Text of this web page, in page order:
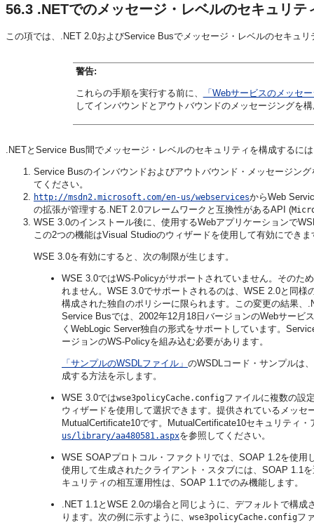
56.3 .NETでのメッセージ・レベルのセキュリテ
この項では、.NET 2.0およびService Busでメッセージ・レベルのセキュ
警告:
これらの手順を実行する前に、
「Webサービスのメッセ
してインバウンドとアウトバウンドのメッセージングを
.NETとService Bus間でメッセージ・レベルのセキュリティを構成するに
Service Busのインバウンドおよびアウトバウンド・メッセージン
てください。
http://msdn2.microsoft.com/en-us/webservicesからWeb
の拡張が管理する.NET 2.0フレームワークと互換性があるAPI (
WSE 3.0のインストール後に、使用するWebアプリケーションで
この2つの機能はVisual Studioのウィザードを使用して有効にできま
WSE 3.0を有効にすると、次の制限が生じます。
WSE 3.0ではWS-Policyがサポートされていません。そのた
れません。WSE 3.0でサポートされるのは、WSE 2.0と同様
構成された独自のポリシーに限られます。この変更の結果
Service Busでは、2002年12月18日バージョンのWebサービ
くWebLogic Server独自の形式をサポートしています。
ージョンのWS-Policyを組み込む必要があります。
「サンプルのWSDLファイル」 のWSDLコード・サンプルは
成する方法を示します。
WSE 3.0ではwse3policyCache.configファイルに複数の設
ウィザードを使用して選択できます。提供されているメッ
MutualCertificate10です。MutualCertificate10セキュリティ
us/library/aa480581.aspxを参照してください。
WSE SOAPプロトコル・ファクトリでは、SOAP 1.2を使用
使用して生成されたクライアント・スタブには、SOAP 1.1
キュリティの相互運用性は、SOAP 1.1でのみ機能します。
.NET 1.1とWSE 2.0の場合と同じように、デフォルトで構
ります。次の例に示すように、 wse3policyCache.configフ